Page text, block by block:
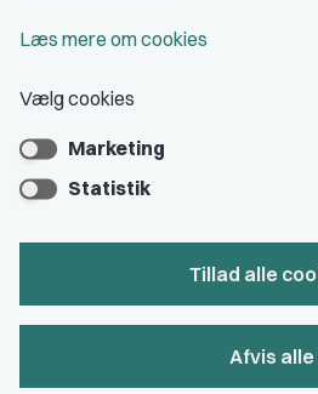
Bliv medlem
Læs mere om cookies
Vælg cookies
Marketing
Statistik
Tillad alle
Afvis alle